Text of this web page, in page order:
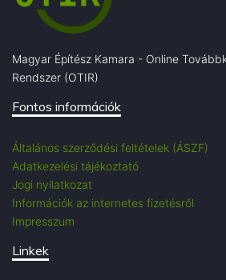
Magyar Építész Kamara - Online
Rendszer (OTIR)
Fontos információk
Általános szerződési feltételek (ÁSZF)
Adatkezelési tájékoztató
Jogi nyilatkozat
Információk az internetes fizetésről
Impresszum
Linkek